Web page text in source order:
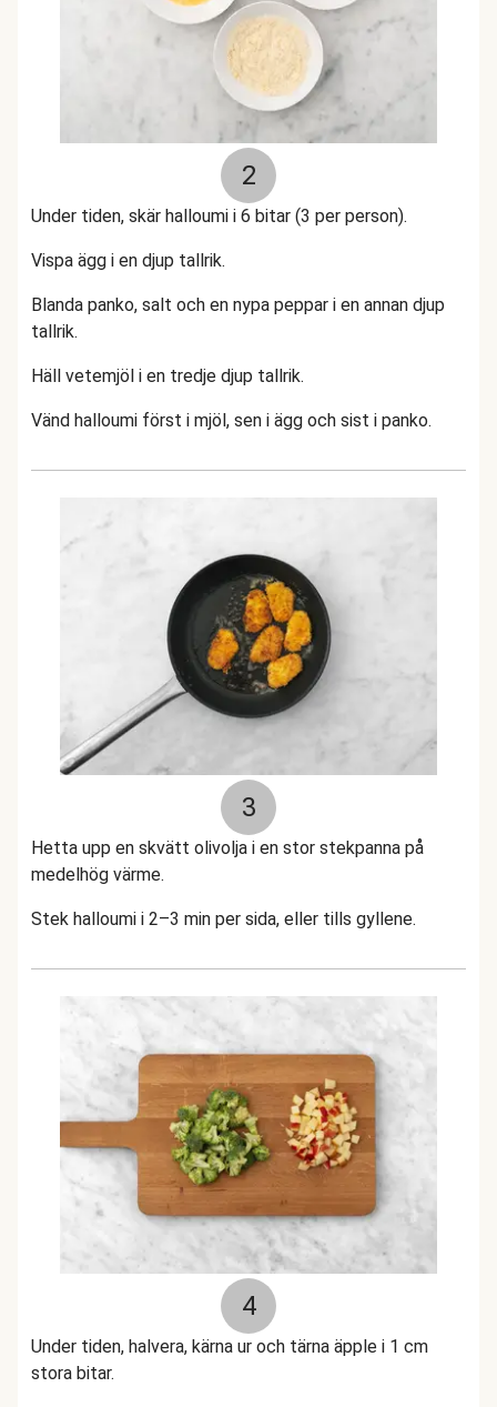
2
Under tiden, skär halloumi i 6 bitar (3 per person).
Vispa ägg i en djup tallrik.
Blanda panko, salt och en nypa peppar i en annan djup
tallrik.
Häll vetemjöl i en tredje djup tallrik.
Vänd halloumi först i mjöl, sen i ägg och sist i panko.
3
Hetta upp en skvätt olivolja i en stor stekpanna på
medelhög värme.
Stek halloumi i 2–3 min per sida, eller tills gyllene.
4
Under tiden, halvera, kärna ur och tärna äpple i 1 cm
stora bitar.